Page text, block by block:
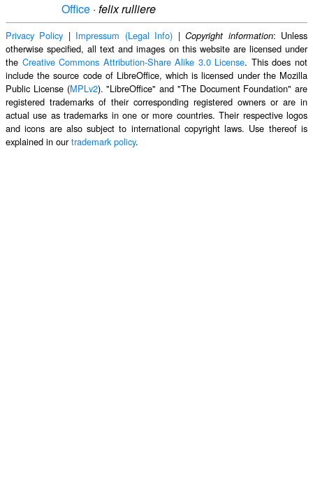
Office · felix rulliere
Privacy Policy | Impressum (Legal Info) |Copyright information: Unless
otherwise specified, all text and images on this website are licensed under
the Creative Commons Attribution-Share Alike 3.0 License. This does not
include the source code of LibreOffice, which is licensed under the Mozilla
Public License (MPLv2). "LibreOffice" and "The Document Foundation" are
registered trademarks of their corresponding registered owners or are in
actual use as trademarks in one or more countries. Their respective logos
and icons are also subject to international copyright laws. Use thereof is
explained in ourtrademark policy.